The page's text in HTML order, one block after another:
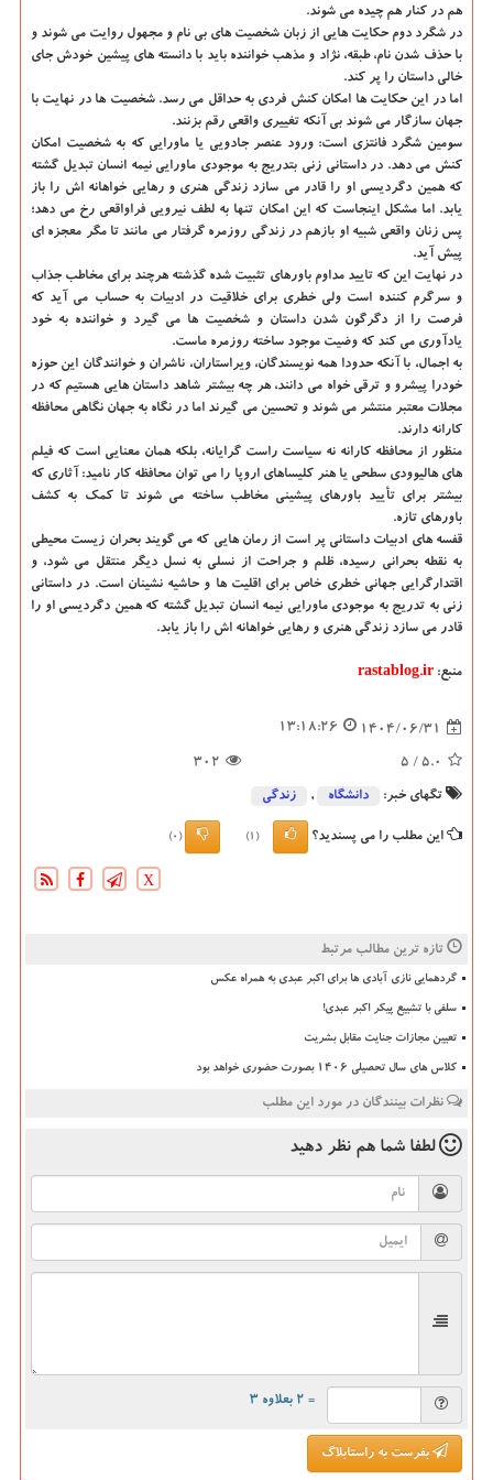
هم در کنار هم چیده می شوند.
در شگرد دوم حکایت هایی از زبان شخصیت های بی نام و مجهول روایت می شوند و
با حذف شدن نام، طبقه، نژاد و مذهب خواننده باید با دانسته های پیشین خودش جای
خالی داستان را پر کند.
اما در این حکایت ها امکان کنش فردی به حداقل می رسد. شخصیت ها در نهایت با
جهان سازگار می شوند بی آنکه تغییری واقعی رقم بزنند.
سومین شگرد فانتزی است: ورود عنصر جادویی یا ماورایی که به شخصیت امکان
کنش می دهد. در داستانی زنی بتدریج به موجودی ماورایی نیمه انسان تبدیل گشته
که همین دگردیسی او را قادر می سازد زندگی هنری و رهایی خواهانه اش را باز
یابد. اما مشکل اینجاست که این امکان تنها به لطف نیرویی فراواقعی رخ می دهد؛
پس زنان واقعی شبیه او بازهم در زندگی روزمره گرفتار می مانند تا مگر معجزه ای
پیش آید.
در نهایت این که تایید مداوم باورهای تثبیت شده گذشته هرچند برای مخاطب جذاب
و سرگرم کننده است ولی خطری برای خلاقیت در ادبیات به حساب می آید که
فرصت را از دگرگون شدن داستان و شخصیت ها می گیرد و خواننده به خود
یادآوری می کند که وضیت موجود ساخته روزمره ماست.
به اجمال، با آنکه حدودا همه نویسندگان، ویراستاران، ناشران و خوانندگان این حوزه
خودرا پیشرو و ترقی خواه می دانند، هر چه بیشتر شاهد داستان هایی هستیم که در
مجلات معتبر منتشر می شوند و تحسین می گیرند اما در نگاه به جهان نگاهی محافظه
کارانه دارند.
منظور از محافظه کارانه نه سیاست راست گرایانه، بلکه همان معنایی است که فیلم
های هالیوودی سطحی یا هنر کلیساهای اروپا را می توان محافظه کار نامید: آثاری که
بیشتر برای تأیید باورهای پیشینی مخاطب ساخته می شوند تا کمک به کشف
باورهای تازه.
قفسه های ادبیات داستانی پر است از رمان هایی که می گویند بحران زیست محیطی
به نقطه بحرانی رسیده، ظلم و جراحت از نسلی به نسل دیگر منتقل می شود، و
اقتدارگرایی جهانی خطری خاص برای اقلیت ها و حاشیه نشینان است. در داستانی
زنی به تدریج به موجودی ماورایی نیمه انسان تبدیل گشته که همین دگردیسی او را
قادر می سازد زندگی هنری و رهایی خواهانه اش را باز یابد.
منبع: rastablog.ir
1404/06/31
13:18:26
5.0
/ 5
302
تگهای خبر: دانشگاه‌ , زندگی
این مطلب را می پسندید؟ (1)
(0)
X
تازه ترین مطالب مرتبط
گردهمایی نازی آبادی ها برای اکبر عبدی به همراه عکس
سلفی با تشییع پیکر اکبر عبدی!
تعیین مجازات جنایت مقابل بشریت
کلاس های سال تحصیلی ۱۴۰۶ بصورت حضوری خواهد بود
نظرات بینندگان در مورد این مطلب
لطفا شما هم نظر دهید
= ۲ بعلاوه ۳
بفرست به راستابلاگ